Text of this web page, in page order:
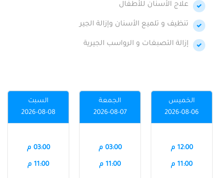
علاج الأسنان للأطفال
تنظيف و تلميع الأسنان وإزالة الجير
إزالة التصبغات و الرواسب الجيرية
الخميس
2026-08-06
12:00 م
11:00 م
الجمعة
2026-08-07
03:00 م
11:00 م
السبت
2026-08-08
03:00 م
11:00 م